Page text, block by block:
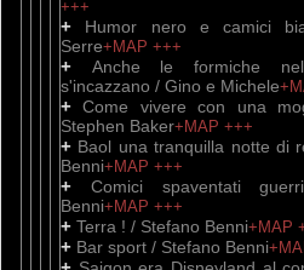
+++
+ Humor nero e camici
Serre+MAP +++
+ Anche le formiche
s'incazzano / Gino e Michele
+Come vivere con una
Stephen Baker+MAP +++
+ Baol una tranquilla notte di
Benni+MAP +++
+ Comici spaventati
Benni+MAP +++
+ Terra ! / Stefano Benni+MAP
+ Bar sport / Stefano Benni